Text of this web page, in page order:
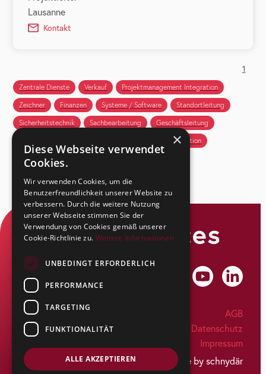
Lausanne
Kontakt
1
Zentrale Dienste Verkauf
Projektmanagement Integration
Zeichner
Finanzen Systeme / Software
Standortleitung
Sicherheitstechnik
Sachbearbeitung
Geschäftsleitung
Produktion
SecuSuisse AG
Kapfstrasse 44
CH-8608 Bubikon
Tel: +41 55 263 17 77
info@secusuisse.ch
AGB
Datenschutz
Impressum
made by schnydär
×
Diese Webseite verwendet
Cookies.
Wir verwenden Cookies, um die
Benutzerfreundlichkeit unserer Website zu
verbessern. Durch die weitere Nutzung
unserer Webseite stimmen Sie der
Verwendung von Cookies gemäß unserer
Cookie-Richtlinie zu. Weitere Informationen
UNBEDINGT ERFORDERLICH
PERFORMANCE
TARGETING
FUNKTIONALITÄT
ALLE AKZEPTIEREN